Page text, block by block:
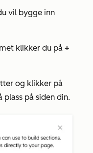
vil bygge inn
klikker du på +
og klikker på
plass på siden din.